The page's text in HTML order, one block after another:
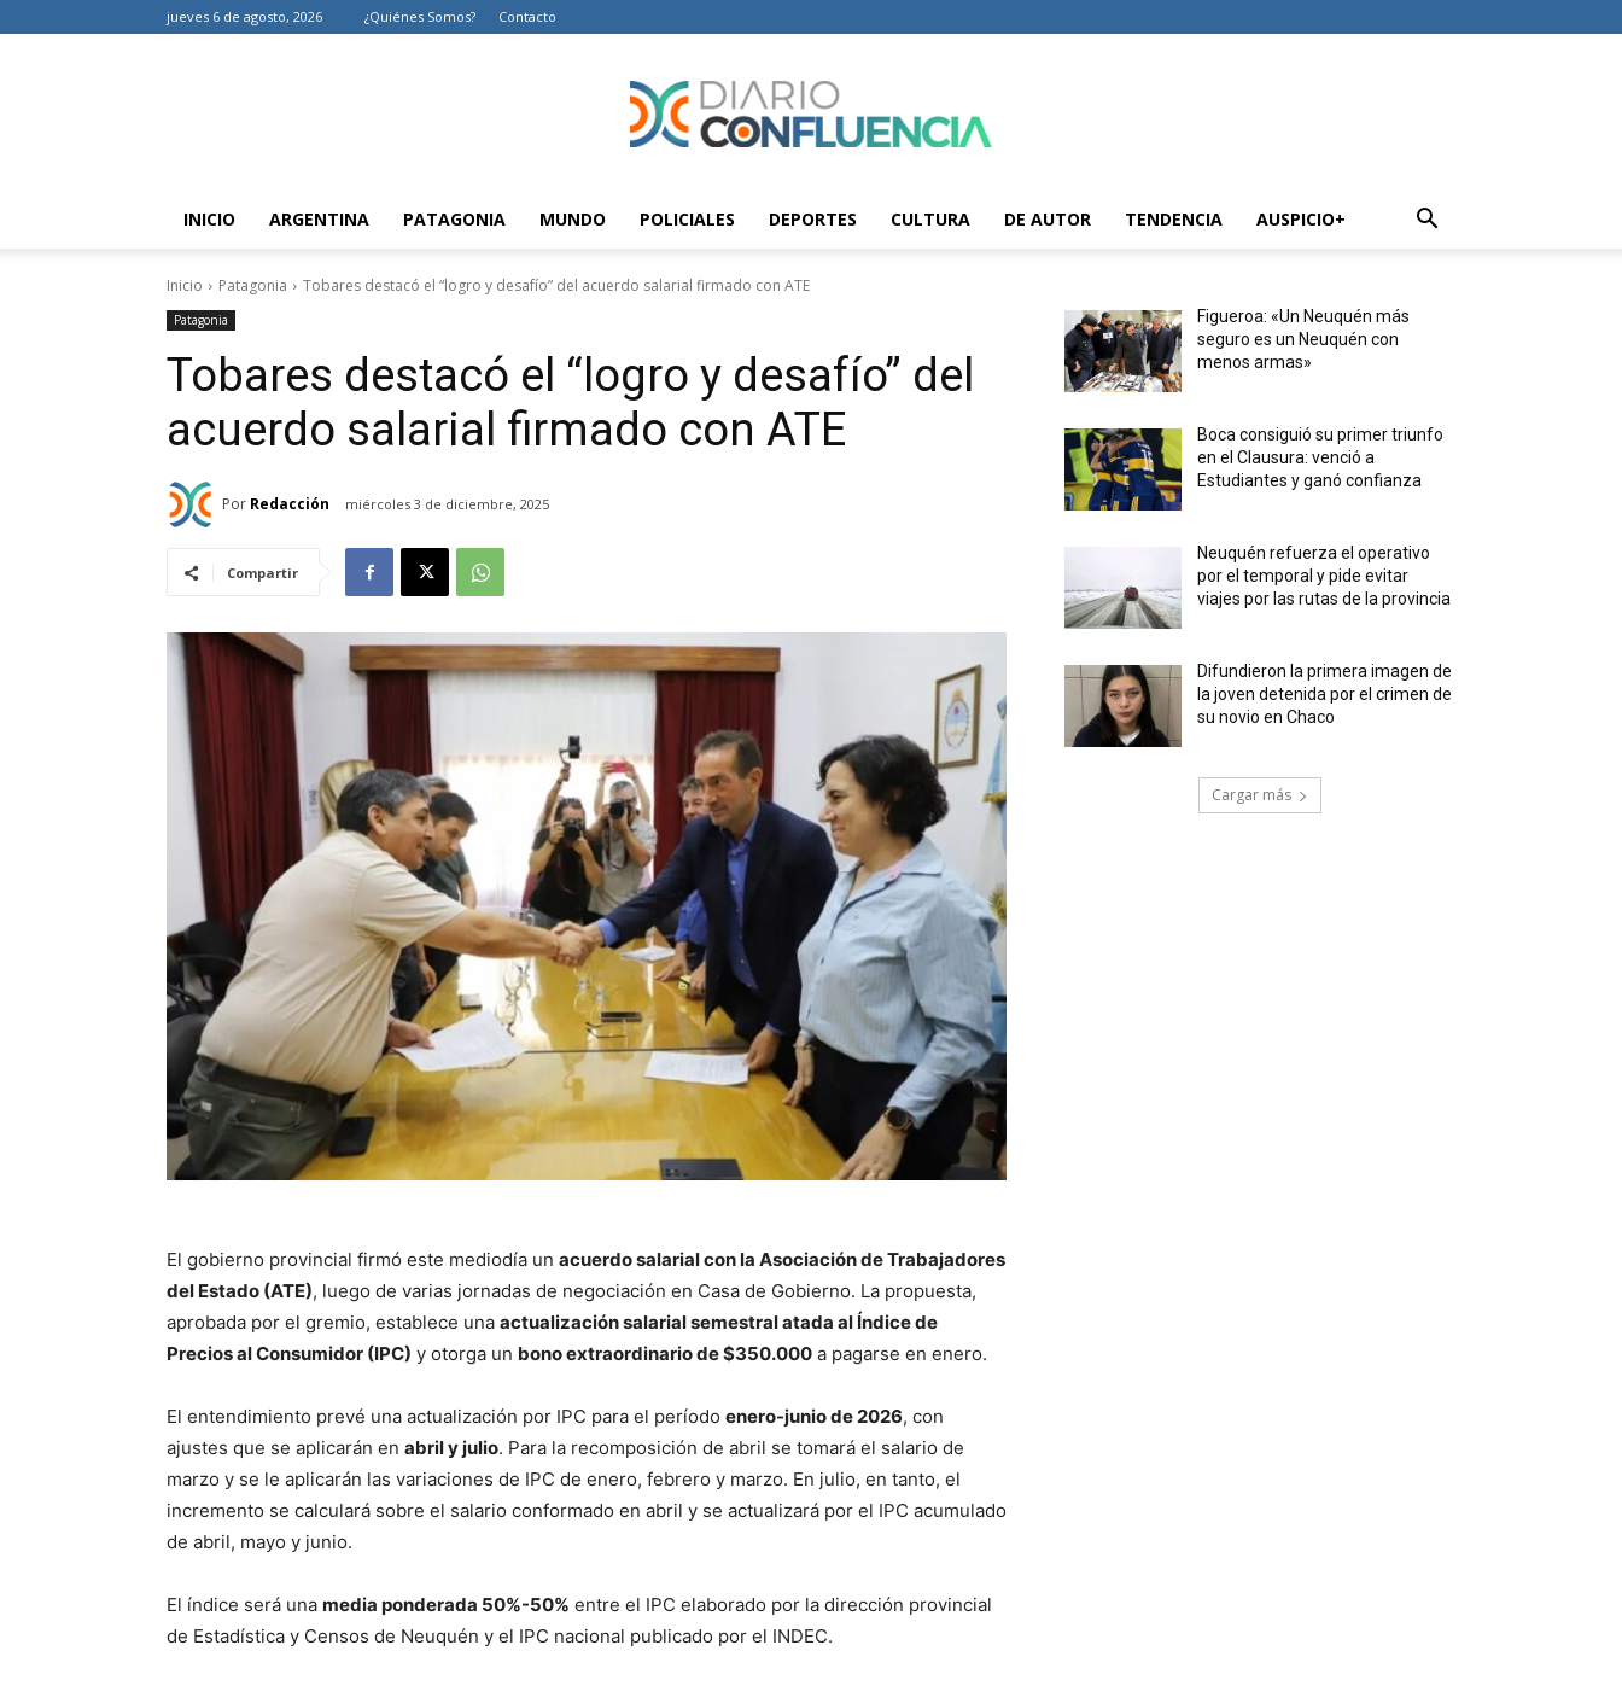
jueves 6 de agosto, 2026 ¿Quiénes Somos? Contacto
Diario
Confluencia
de
Argentina
INICIO ARGENTINA PATAGONIA MUNDO POLICIALES DEPORTES CULTURA DE AUTOR TENDENCIA AUSPICIO+
Inicio Patagonia Tobares destacó el “logro y desafío” del acuerdo salarial firmado con ATE
Patagonia
Tobares destacó el “logro y desafío” del
acuerdo salarial firmado con ATE
Por Redacción miércoles 3 de diciembre, 2025
Compartir
El gobierno provincial firmó este mediodía un acuerdo salarial con la Asociación de Trabajadores
del Estado (ATE), luego de varias jornadas de negociación en Casa de Gobierno. La propuesta,
aprobada por el gremio, establece una actualización salarial semestral atada al Índice de
Precios al Consumidor (IPC) y otorga un bono extraordinario de $350.000 a pagarse en enero.
El entendimiento prevé una actualización por IPC para el período enero-junio de 2026, con
ajustes que se aplicarán en abril y julio. Para la recomposición de abril se tomará el salario de
marzo y se le aplicarán las variaciones de IPC de enero, febrero y marzo. En julio, en tanto, el
incremento se calculará sobre el salario conformado en abril y se actualizará por el IPC acumulado
de abril, mayo y junio.
El índice será una media ponderada 50%-50% entre el IPC elaborado por la dirección provincial
de Estadística y Censos de Neuquén y el IPC nacional publicado por el INDEC.
Figueroa: «Un Neuquén más
seguro es un Neuquén con
menos armas»
Boca consiguió su primer triunfo
en el Clausura: venció a
Estudiantes y ganó confianza
Neuquén refuerza el operativo
por el temporal y pide evitar
viajes por las rutas de la provincia
Difundieron la primera imagen de
la joven detenida por el crimen de
su novio en Chaco
Cargar más